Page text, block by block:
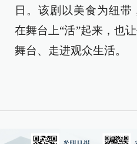
日。该剧以美食为纽
在舞台上“活”起来，也
舞台、走进观众生活。